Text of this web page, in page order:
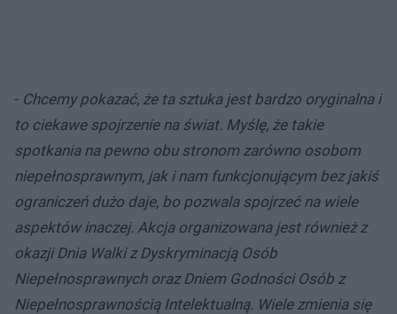
- Chcemy pokazać, że ta sztuka jest bardzo oryginalna i
to ciekawe spojrzenie na świat. Myślę, że takie
spotkania na pewno obu stronom zarówno osobom
niepełnosprawnym, jak i nam funkcjonującym bez jakiś
ograniczeń dużo daje, bo pozwala spojrzeć na wiele
aspektów inaczej. Akcja organizowana jest również z
okazji Dnia Walki z Dyskryminacją Osób
Niepełnosprawnych oraz Dniem Godności Osób z
Niepełnosprawnością Intelektualną. Wiele zmienia się